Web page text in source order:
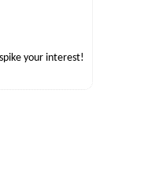
your interest!